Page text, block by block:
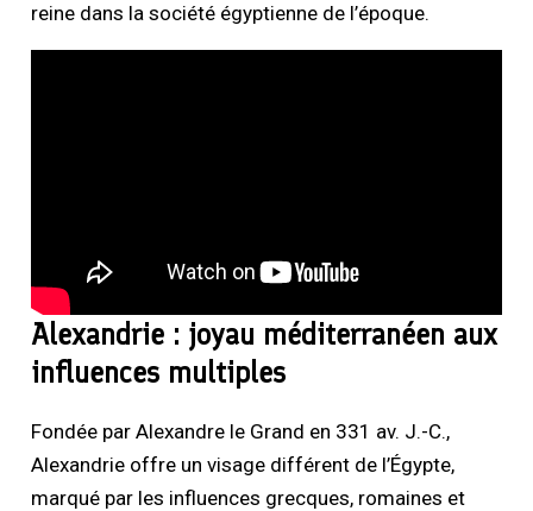
reine dans la société égyptienne de l’époque.
Alexandrie : joyau méditerranéen aux
influences multiples
Fondée par Alexandre le Grand en 331 av. J.-C.,
Alexandrie offre un visage différent de l’Égypte,
marqué par les influences grecques, romaines et